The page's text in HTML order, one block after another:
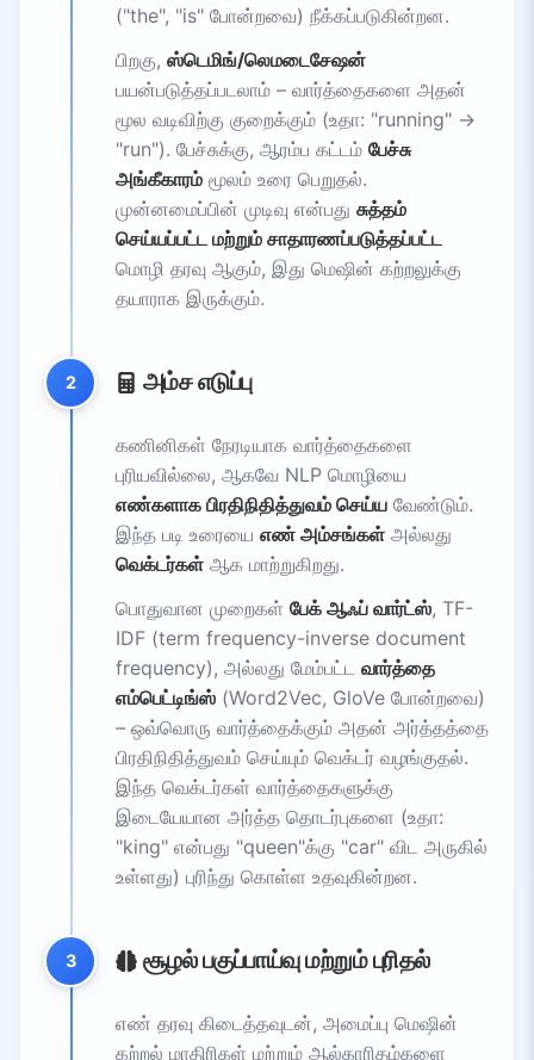
("the", "is" போன்றவை) நீக்கப்படுகின்றன.
பிறகு, ஸ்டெமிங்/லெமடைசேஷன்
பயன்படுத்தப்படலாம் – வார்த்தைகளை அதன்
மூல வடிவிற்கு குறைக்கும் (உதா: "running" →
"run"). பேச்சுக்கு, ஆரம்ப கட்டம் பேச்சு
அங்கீகாரம் மூலம் உரை பெறுதல்.
முன்னமைப்பின் முடிவு என்பது சுத்தம்
செய்யப்பட்ட மற்றும் சாதாரணப்படுத்தப்பட்ட
மொழி தரவு ஆகும், இது மெஷின் கற்றலுக்கு
தயாராக இருக்கும்.
2 அம்ச எடுப்பு
கணினிகள் நேரடியாக வார்த்தைகளை
புரியவில்லை, ஆகவே NLP மொழியை
எண்களாக பிரதிநிதித்துவம் செய்ய வேண்டும்.
இந்த படி உரையை எண் அம்சங்கள் அல்லது
வெக்டர்கள் ஆக மாற்றுகிறது.
பொதுவான முறைகள் பேக் ஆஃப் வார்ட்ஸ், TF-
IDF (term frequency-inverse document
frequency), அல்லது மேம்பட்ட வார்த்தை
எம்பெட்டிங்ஸ் (Word2Vec, GloVe போன்றவை)
– ஒவ்வொரு வார்த்தைக்கும் அதன் அர்த்தத்தை
பிரதிநிதித்துவம் செய்யும் வெக்டர் வழங்குதல்.
இந்த வெக்டர்கள் வார்த்தைகளுக்கு
இடையேயான அர்த்த தொடர்புகளை (உதா:
"king" என்பது "queen"க்கு "car" விட அருகில்
உள்ளது) புரிந்து கொள்ள உதவுகின்றன.
3 சூழல் பகுப்பாய்வு மற்றும் புரிதல்
எண் தரவு கிடைத்தவுடன், அமைப்பு மெஷின்
கற்றல் மாதிரிகள் மற்றும் ஆல்காரிதம்களை